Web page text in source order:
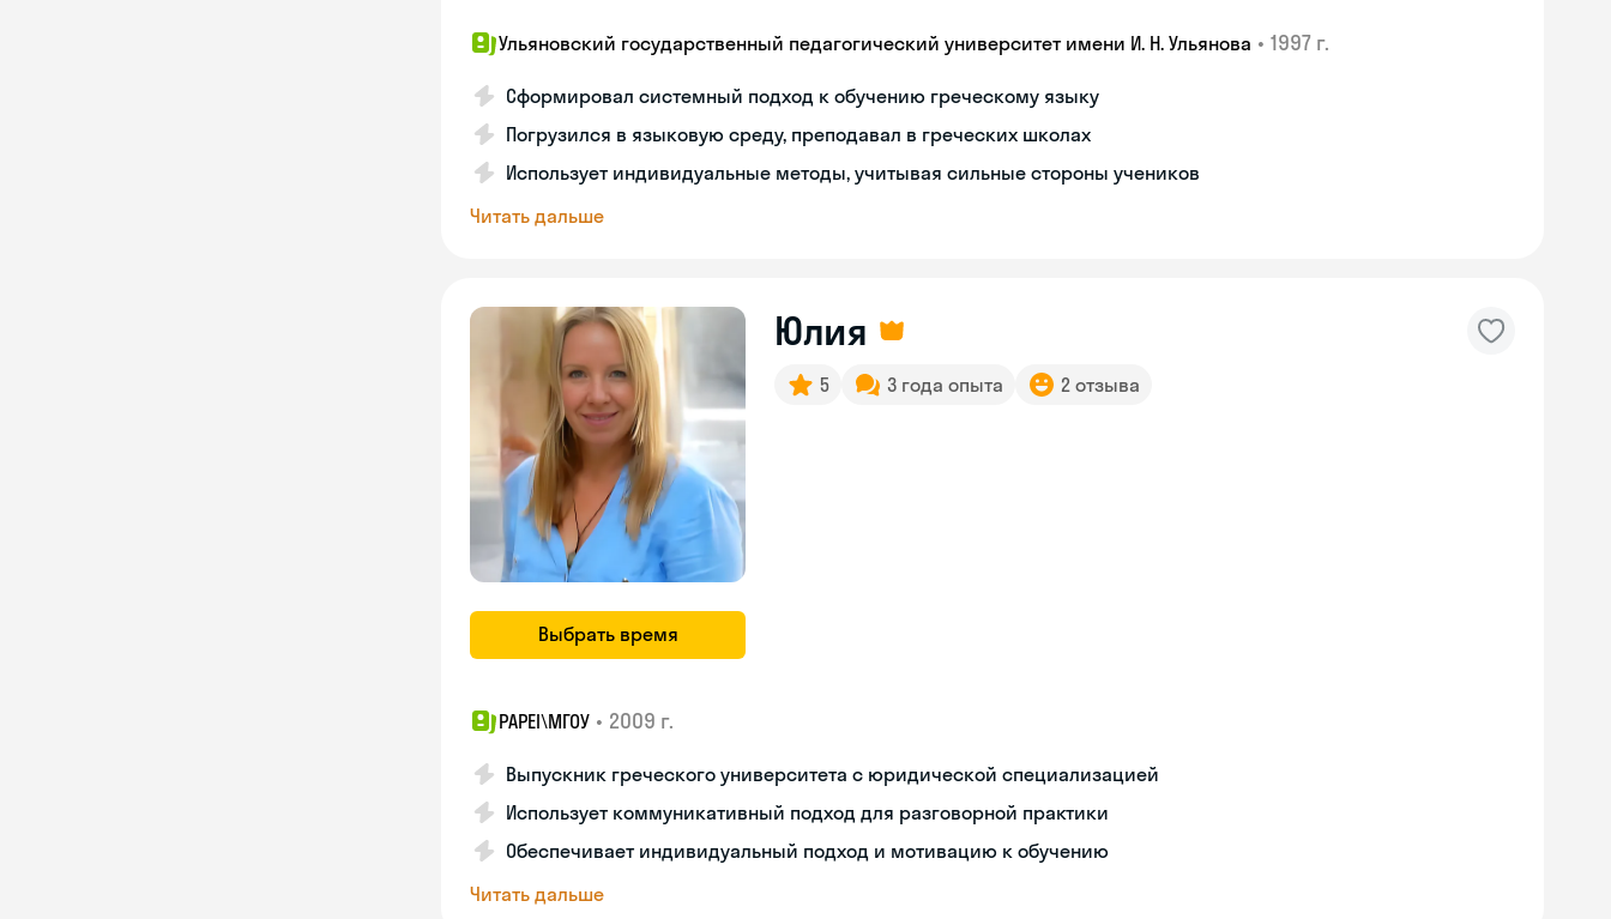
Ульяновский государственный педагогический университет имени И. Н. Ульянова • 1997 г.
Сформировал системный подход к обучению греческому языку
Погрузился в языковую среду, преподавал в греческих школах
Использует индивидуальные методы, учитывая сильные стороны учеников
Читать дальше
Выбрать время
Юлия
5 3 года опыта 2 отзыва
PAPEI\MГОУ • 2009 г.
Выпускник греческого университета с юридической специализацией
Использует коммуникативный подход для разговорной практики
Обеспечивает индивидуальный подход и мотивацию к обучению
Читать дальше